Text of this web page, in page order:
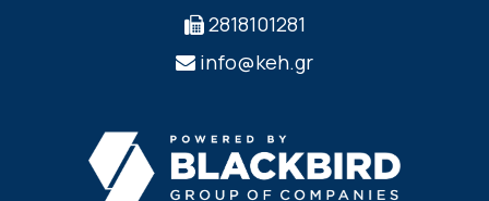
2818101281
info@keh.gr